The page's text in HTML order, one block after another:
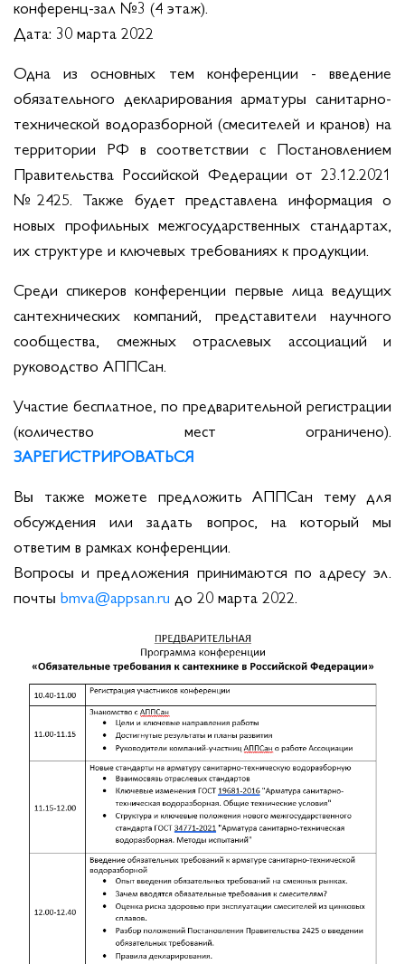
конференц-зал №3 (4 этаж).
Дата: 30 марта 2022
Одна из основных тем конференции - введение
обязательного декларирования арматуры санитарно-
технической водоразборной (смесителей и кранов) на
территории РФ в соответствии с Постановлением
Правительства Российской Федерации от 23.12.2021
№2425. Также будет представлена информация о
новых профильных межгосударственных стандартах,
их структуре и ключевых требованиях к продукции.
Среди спикеров конференции первые лица ведущих
сантехнических компаний, представители научного
сообщества, смежных отраслевых ассоциаций и
руководство АППСан.
Участие бесплатное, по предварительной регистрации
(количество мест ограничено).
ЗАРЕГИСТРИРОВАТЬСЯ
Вы также можете предложить АППСан тему для
обсуждения или задать вопрос, на который мы
ответим в рамках конференции.
Вопросы и предложения принимаются по адресу эл.
почты bmva@appsan.ru до 20 марта 2022.